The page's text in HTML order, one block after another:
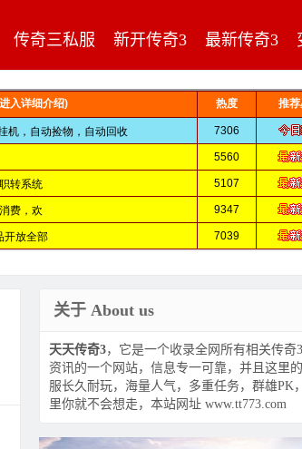
传奇三私服 新开传奇3 最新传奇3
关于 About us
天天传奇3，它是一个收录全网所有相关传奇3
资讯的一个网站，信息专一可靠，并且这里
服长久耐玩，海量人气，多重任务，群雄PK
里你就不会想走，本站网址 www.tt773.com